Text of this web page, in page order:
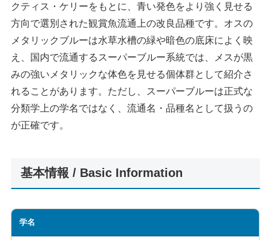
クティス・ケリーをもとに、青い発色をより強く見せる
方向で選別された観賞魚流通上の改良品種です。オスの
メタリックブルーは水草水槽の緑や暗色の底床によく映
え、国内で流通するスーパーブルー系統では、メスが黒
みの強いメタリックな体色を見せる個体群として紹介さ
れることがあります。ただし、スーパーブルーは正式な
分類学上の学名ではなく、流通名・品種名として扱うの
が正確です。
基本情報 / Basic Information
学名